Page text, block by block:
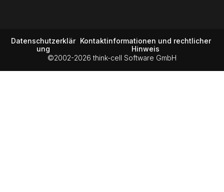
©2002-2026 think-cell Software GmbH
Datenschutzerklär
ung
Kontaktinformationen und rechtlicher
Hinweis